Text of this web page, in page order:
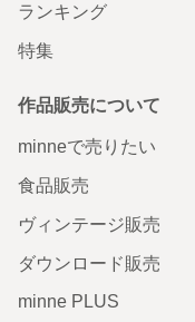
ランキング
特集
作品販売について
minneで売りたい
食品販売
ヴィンテージ販売
ダウンロード販売
minne PLUS